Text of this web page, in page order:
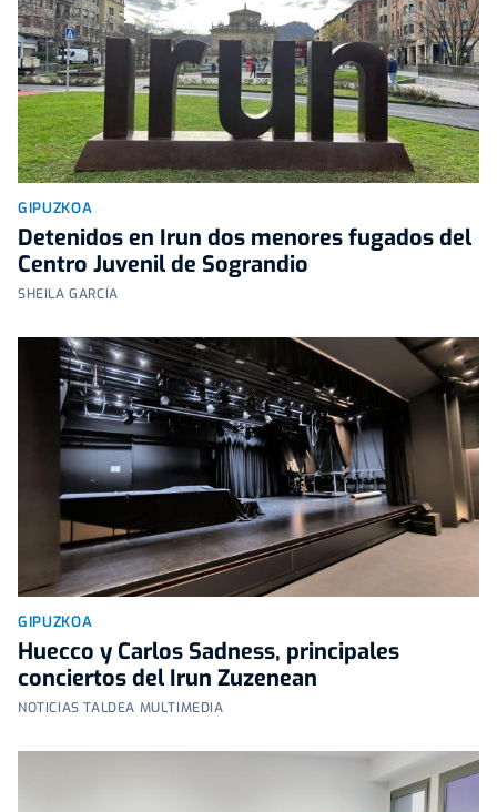
GIPUZKOA
Detenidos en Irun dos menores fugados del
Centro Juvenil de Sograndio
SHEILA GARCÍA
GIPUZKOA
Huecco y Carlos Sadness, principales
conciertos del Irun Zuzenean
NOTICIAS TALDEA MULTIMEDIA